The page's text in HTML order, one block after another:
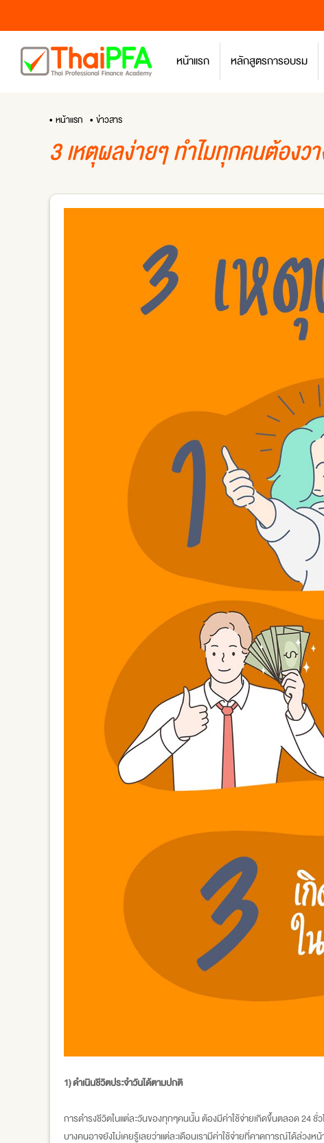
หน้าแรก หลักสูตรการอบรม
• หน้าแรก • ข่าวสาร
3 เหตุผลง่ายๆ ทำไมทุกคนต้องว
1) ดำเนินชีวิตประจำวันได้ตามปกติ
การดำรงชีวิตในแต่ละวันของทุกๆคนนั้น ต้องมีค่าใช้จ่ายเกิดขึ้นตลอด 24 ชั่
บางคนอาจยังไม่เคยรู้เลยว่าแต่ละเดือนเรามีค่าใช้จ่ายที่คาดการณ์ได้ล่วง